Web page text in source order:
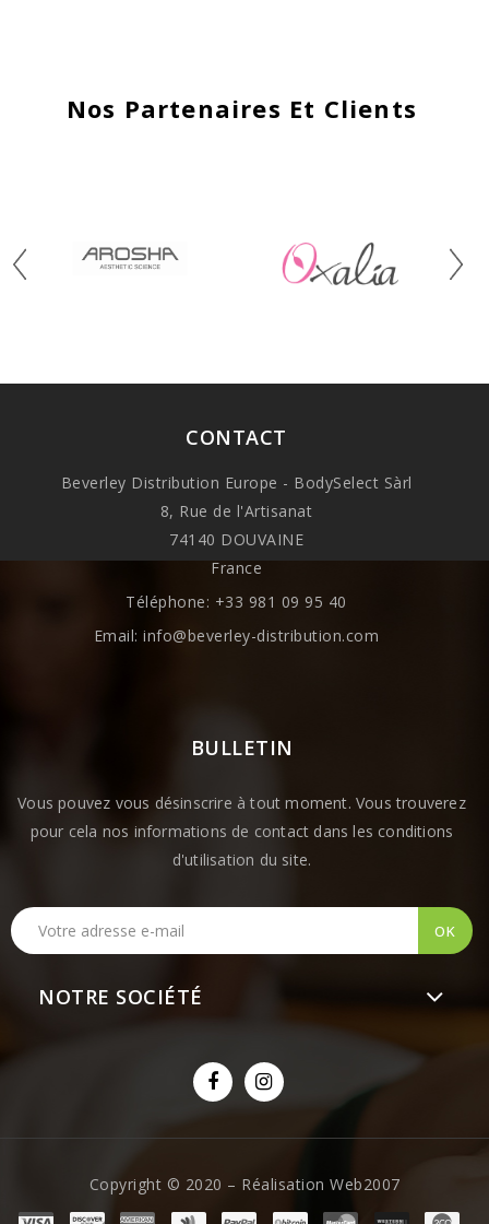
Nos Partenaires Et Clients
CONTACT
Beverley Distribution Europe - BodySelect Sàrl
8, Rue de l'Artisanat
74140 DOUVAINE
France
Téléphone: +33 981 09 95 40
Email:info@beverley-distribution.com
BULLETIN
Vous pouvez vous désinscrire à tout moment. Vous trouverez
pour cela nos informations de contact dans les conditions
d'utilisation du site.
NOTRE SOCIÉTÉ
Copyright © 2020 – Réalisation Web2007